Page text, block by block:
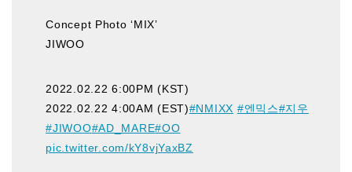
Concept Photo ‘MIX’
JIWOO
2022.02.22 6:00PM (KST)
2022.02.22 4:00AM (EST)#NMIXX #엔믹스#지우
#JIWOO#AD_MARE#OO
pic.twitter.com/kY8vjYaxBZ